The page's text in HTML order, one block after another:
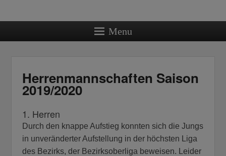
Menu
Herrenmannschaften Saison
2019/2020
1. Herren
Durch den knappe Aufstieg konnten sich die Jungs
in unveränderter Aufstellung in der höchsten Liga
des Bezirks, der Bezirksoberliga beweisen. Leider